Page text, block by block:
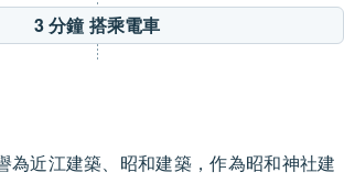
3 分鐘 搭乘電車
為近江建築、昭和建築，作為昭和神社建